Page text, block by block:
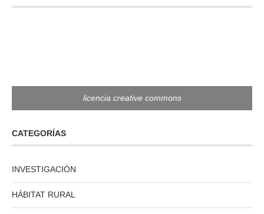
licencia creative commons
CATEGORÍAS
INVESTIGACIÓN
HÁBITAT RURAL